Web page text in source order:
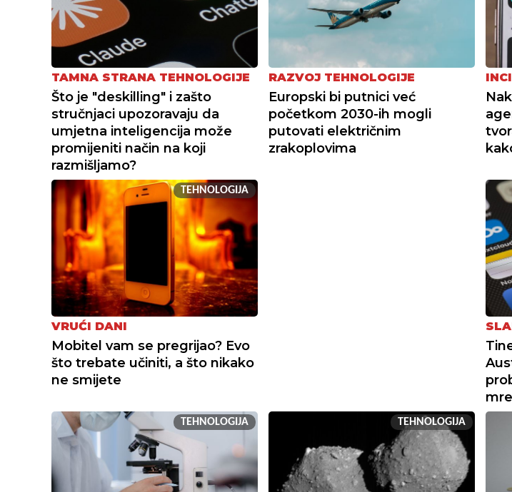
TAMNA STRANA TEHNOLOGIJE
Što je "deskilling" i zašto
stručnjaci upozoravaju da
umjetna inteligencija može
promijeniti način na koji
razmišljamo?
RAZVOJ TEHNOLOGIJE
Europski bi putnici već
početkom 2030-ih mogli
putovati električnim
zrakoplovima
TEHNOLOGIJA
VRUĆI DANI
Mobitel vam se pregrijao? Evo
što trebate učiniti, a što nikako
ne smijete
TEHNOLOGIJA TEHNOLOGIJA